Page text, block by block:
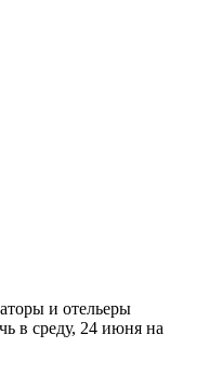
и отельеры
в среду, 24 июня на